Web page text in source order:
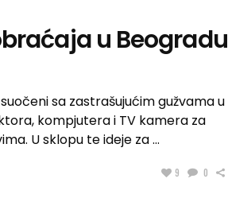
u Beogradu
sa zastrašujućim gužvama u
kompjutera i TV kamera za
U sklopu te ideje za
9 0